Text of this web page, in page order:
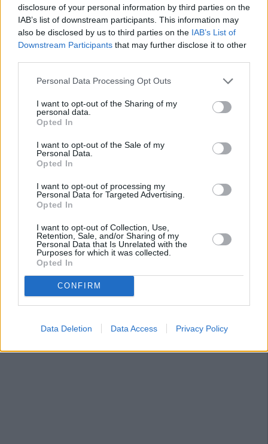
disclosure of your personal information by third parties on the
IAB’s list of downstream participants. This information may
also be disclosed by us to third parties on the IAB’s List of
Downstream Participants that may further disclose it to other
Personal Data Processing Opt Outs
I want to opt-out of the Sharing of my
personal data.
Opted In
I want to opt-out of the Sale of my
Personal Data.
Opted In
I want to opt-out of processing my
Personal Data for Targeted Advertising.
Opted In
I want to opt-out of Collection, Use,
Retention, Sale, and/or Sharing of my
Personal Data that Is Unrelated with the
Purposes for which it was collected.
Opted In
CONFIRM
Data Deletion Data Access Privacy Policy
vestuarios masculinos y femeninos. Hasta ahora, las
únicas pistas de pádel, todas ellas descubiertas, se
encontraban en las instalaciones de El Coto, las anexas a
la piscina cubierta y el Club Fuente del Rey, en este último
caso se trata de un espacio privado.